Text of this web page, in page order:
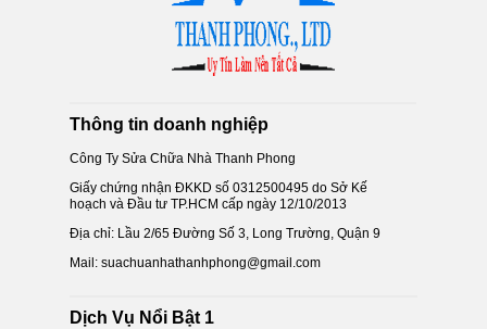
Thông tin doanh nghiệp
Công Ty Sửa Chữa Nhà Thanh Phong
Giấy chứng nhận ĐKKD số 0312500495 do Sở Kế
hoạch và Đầu tư TP.HCM cấp ngày 12/10/2013
Địa chỉ: Lầu 2/65 Đường Số 3, Long Trường, Quận 9
Mail: suachuanhathanhphong@gmail.com
Dịch Vụ Nổi Bật 1